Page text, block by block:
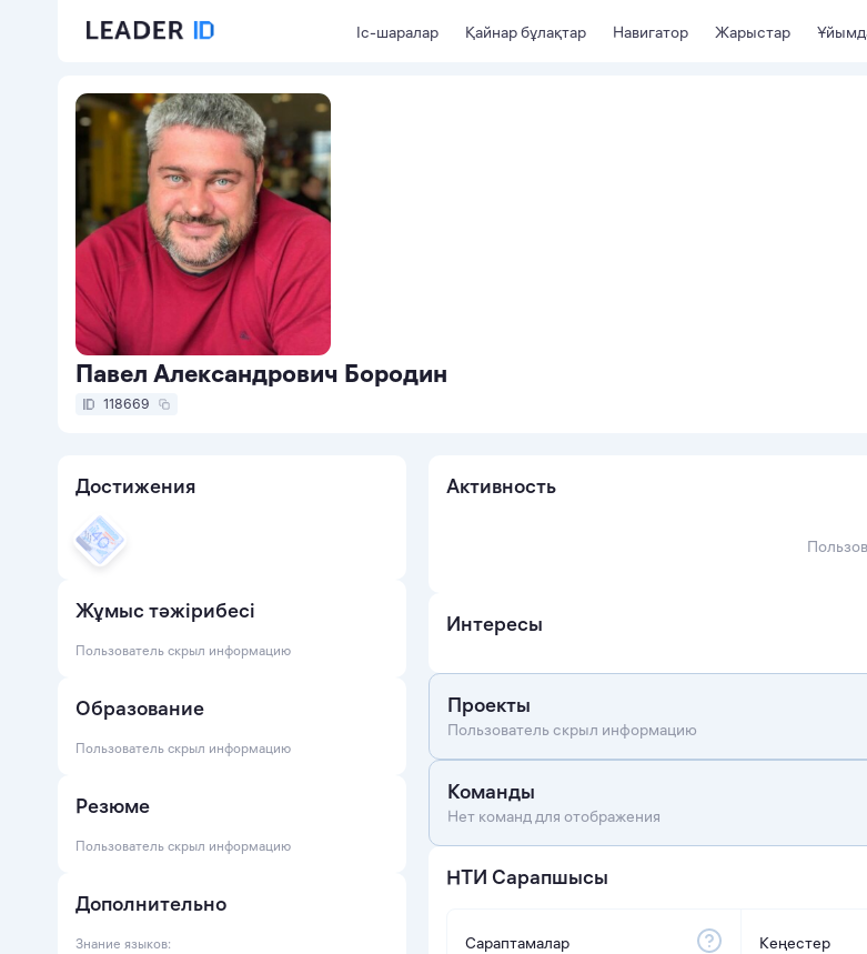
Іс-шаралар Қайнар бұлақтар Навигатор Жарыстар
Павел Александрович Бородин
118669
Достижения
Жұмыс тәжірибесі
Пользователь скрыл информацию
Образование
Пользователь скрыл информацию
Резюме
Пользователь скрыл информацию
Дополнительно
Знание языков:
Активность
Интересы
Проекты
Пользователь скрыл информацию
Команды
Нет команд для отображения
НТИ Сарапшысы
Сараптамалар Кеңестер